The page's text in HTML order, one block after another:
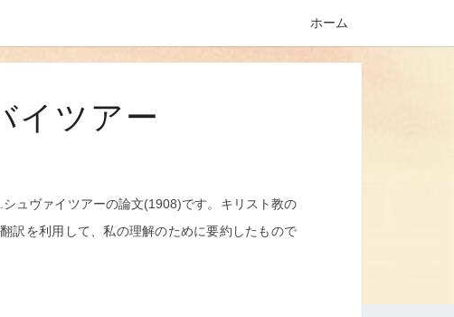
ホーム
ツアー
シュヴァイツアーの論文(1908)です。キリスト教の
訳を利用して、私の理解のために要約したもので